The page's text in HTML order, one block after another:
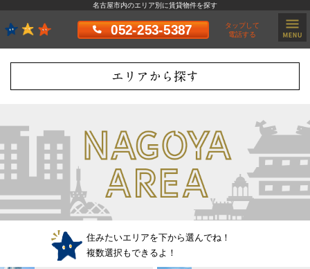
名古屋市内のエリア別に賃貸物件を探す
052-253-5387
タップして
電話する
エリアから探す
住みたいエリアを下から選んでね！
複数選択もできるよ！